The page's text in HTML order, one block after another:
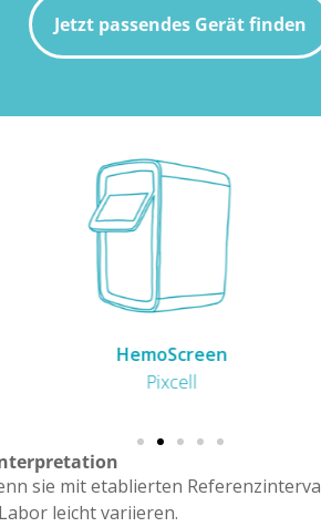
Jetzt passendes Gerät finden
BC-700 & BC-720
Mindray
sie mit etablierten
leicht variieren.